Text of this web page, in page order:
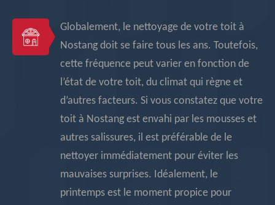
Globalement, le nettoyage de votre toit à
Nostang doit se faire tous les ans. Toutefois,
cette fréquence peut varier en fonction de
l’état de votre toit, du climat qui règne et
d’autres facteurs. Si vous constatez que votre
toit à Nostang est envahi par les mousses et
autres salissures, il est préférable de le
nettoyer immédiatement pour éviter les
mauvaises surprises. Idéalement, le
printemps est le moment propice pour